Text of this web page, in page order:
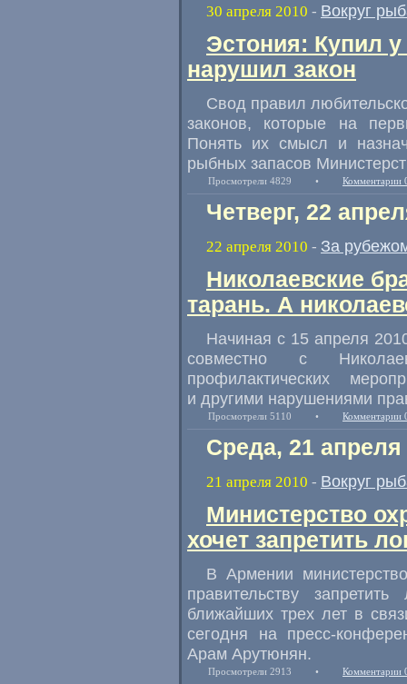
30 апреля 2010 - Вокруг
Эстония: Купил
нарушил закон
Свод правил
законов, которые на
Понять их смысл и
рыбных запасов
Просмотрели 4829 • Комментарии
Четверг, 22
22 апреля 2010 - За
Николаевские
тарань. А
Начиная с 15 апреля
совместно с
профилактических
и другими нарушениями
Просмотрели 5110 • Комментарии
Среда, 21 апреля
21 апреля 2010 - Вокруг
Министерство
хочет запретить
В Армении
правительству
ближайших трех лет в
сегодня на пресс-
Арам Арутюнян.
Просмотрели 2913 • Комментарии